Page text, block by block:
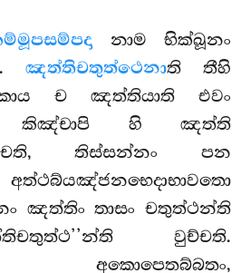
නාම භික්ඛූනං
ඤත්තිචතුත්ථෙනාති තීහි
ච ඤත්තියාති එවං
කිඤ්චාපි හි ඤත්ති
තිස්සන්නං පන
ඤත්තිං තාසං චතුත්ථන්ති
වුච්චති.